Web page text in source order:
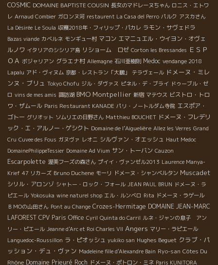
COSMIC DOMAINE BAPTISTE COUSIN 長女のマドレーヌちゃん ロニス・エトワ
レ Arnaud Combier ガロンヌ河 restaurent La Casa del Perro パルク アスカさん
La Désirée Le Soula 収穫2018年・フィリップ・パカレ ラモン・サヴェドラ
Bazas viande カベルネ モンギュー村 マコン エマニュエル・ウイヨン・オヴェ
ルノワ イタリアのシシリア島 リショーム ロゼ Corton les Bressandes ＥＳＰ
ＯＡ ボジャリアン グラエナ村 Allemagne 石川亜樹則 Medoc vendange 2018
Lapalu アド・ヴィヌム 京都・レストラン「大鵬」 テラヴェール ドメーヌ・ミレ
ンヌ・ブリュ Tokyo Chofu ジル・ダヴァス ピネル・デ・ブライ ドゥーブル・ゼ
ロ vins de mes amis 諏訪湖 BMO Montpellier 新宿 マテウス ビストロ・トロ
ワ・ザムール Paris Restaurant KANADE パリ・ノートルダム寺院 エスポア・
ゴトー グリオット ソムリエの日野さん Matthieu BOUCHET ドメーヌ・フレデリ
ック・エ・アルノー・ゲシクト Domaine de l’Aiguelière Allez les Verres Grand
Cru Cuvee des Fous ガヌヴァ レオニ シルヴァン・オエッシュ Haut Medoc
DomainePhilippeTessier Domaine Ad Vium サン・トーバン Cauzon
Escarpolette 渥美フーズの森さん プイイ・ヴァンゼル2013 Laurence Manya-
Krief 47 リカーズ Bruno Duchene モーリ ドメーヌ・シャンベルタン Muscadet
シリル・アロンゾ シャトー・ロック・フォール JEAN PAUL BRUN ドメーヌ・ラ
ピエール Yokosuka wine naturel shop エル・ルンベロ Rita ドメーヌ・ラゲール
ＢＭОの山田さん Pont au Change Crozes-Hermitage DOMAINE JEAN-MARC
LAFOREST CPV Paris Office Cyril Quinta do Carril ルネ・ジャンの息子 アン
リー・ピエール Jeanne d'Arc et Roi Charles VII Angers マリー・ラピエール
Languedoc-Roussillon ラ・ピオッシュ yukiko san Hughes Beguet クラブ・パ
ッション・デュ・ヴァン Madeleine fille d'Alexandre Bain Ryo-san Côtes Du
Rhône Domaine Prieuré Roch ドメーヌ・ポトロン・ミネ Paris KUNITORA